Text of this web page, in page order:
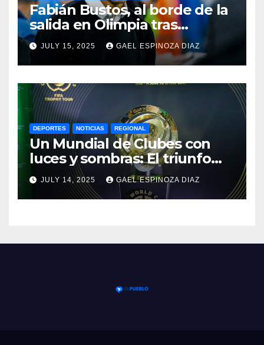
Fabián Bustos, al borde de la
salida en Olimpia tras
dolorosa derrota en
Paraguay
JULY 15, 2025 GAEL ESPINOZA DIAZ
DEPORTES NOTICIAS REGIONAL
Un Mundial de Clubes con
luces y sombras: El triunfo
del Chelsea y las lecciones
del torneo
JULY 14, 2025 GAEL ESPINOZA DIAZ